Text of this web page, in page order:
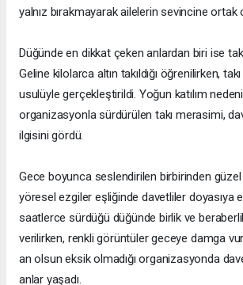
yalnız bırakmayarak ailelerin sevincine ortak
Düğünde en dikkat çeken anlardan biri ise
Geline kilolarca altın takıldığı öğrenilirken,
usulüyle gerçekleştirildi. Yoğun katılım
organizasyonla sürdürülen takı merasimi,
ilgisini gördü.
Gece boyunca seslendirilen birbirinden
yöresel ezgiler eşliğinde davetliler doyasıya
saatlerce sürdüğü düğünde birlik ve
verilirken, renkli görüntüler geceye damga
an olsun eksik olmadığı organizasyonda
anlar yaşadı.